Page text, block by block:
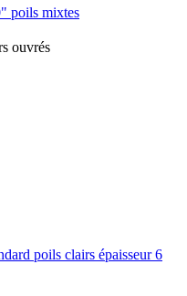
poils mixtes
ouvrés
poils clairs épaisseur 6